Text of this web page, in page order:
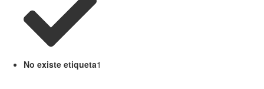
No existe etiqueta1